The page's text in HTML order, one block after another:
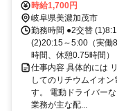
時給1,700円
岐阜県美濃加茂市
勤務時間 ●2交替
(2)20:15～5:00（実働
時間、休憩0.75時間）
仕事内容 具体的には
してのリチウムイオ
す。 電動ドライバー
業務が主な配...